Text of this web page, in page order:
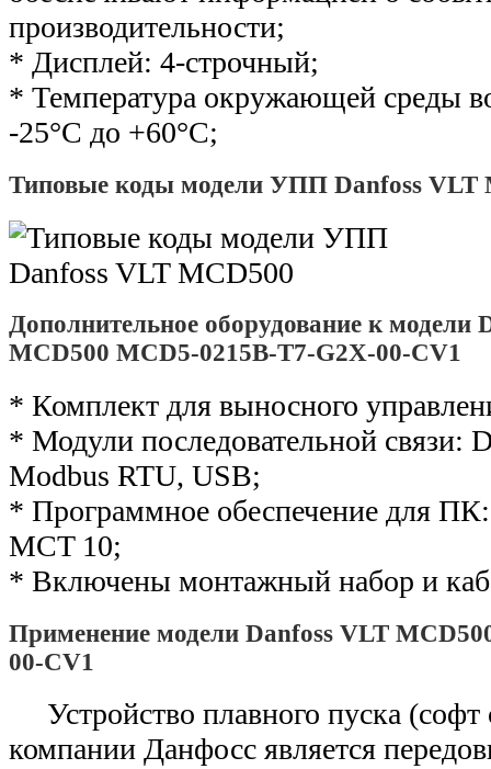
производительности;
* Дисплей: 4-строчный;
* Температура окружающей среды
-25°С до +60°С;
Типовые коды модели УПП Danfoss VLT
Дополнительное оборудование к модели
MCD500 MCD5-0215B-T7-G2X-00-CV1
* Комплект для выносного
* Модули последовательной связи:
Modbus RTU, USB;
* Программное обеспечение для
MCT 10;
* Включены монтажный набор и
Применение модели Danfoss VLT
00-CV1
Устройство плавного пуска (софт
компании Данфосс является